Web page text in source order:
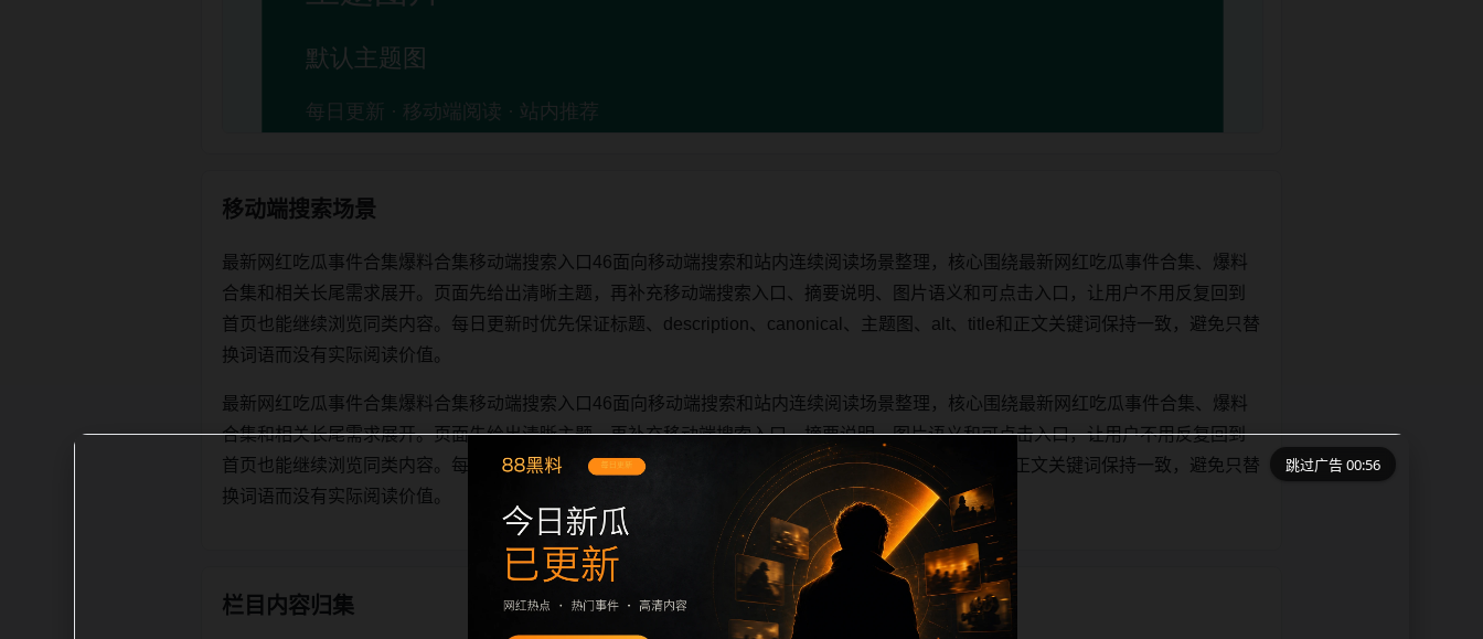
移动端搜索场景
最新网红吃瓜事件合集爆料合集移动端搜索入口46面向移动端搜索和站内连续阅读场景整理，核心围绕最新网红吃瓜事件合集、爆料
合集和相关长尾需求展开。页面先给出清晰主题，再补充移动端搜索入口、摘要说明、图片语义和可点击入口，让用户不用反复回到
首页也能继续浏览同类内容。每日更新时优先保证标题、description、canonical、主题图、alt、title和正文关键词保持一致，避免只替
换词语而没有实际阅读价值。
最新网红吃瓜事件合集爆料合集移动端搜索入口46面向移动端搜索和站内连续阅读场景整理，核心围绕最新网红吃瓜事件合集、爆料
合集和相关长尾需求展开。页面先给出清晰主题，再补充移动端搜索入口、摘要说明、图片语义和可点击入口，让用户不用反复回到
首页也能继续浏览同类内容。每日更新时优先保证标题、description、canonical、主题图、alt、title和正文关键词保持一致，避免只替
换词语而没有实际阅读价值。
栏目内容归集
跳过广告 00:56